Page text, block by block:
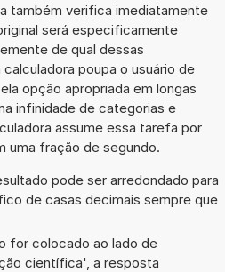
também verifica imediatamente
será especificamente
de qual dessas
poupa o usuário de
opção apropriada em longas
infinidade de categorias e
assume essa tarefa por
uma fração de segundo.
pode ser arredondado para
de casas decimais sempre que
for colocado ao lado de
científica', a resposta